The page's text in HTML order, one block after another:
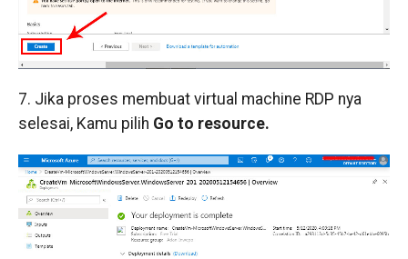
7. Jika proses membuat virtual machine RDP nya
selesai, Kamu pilih Go to resource.